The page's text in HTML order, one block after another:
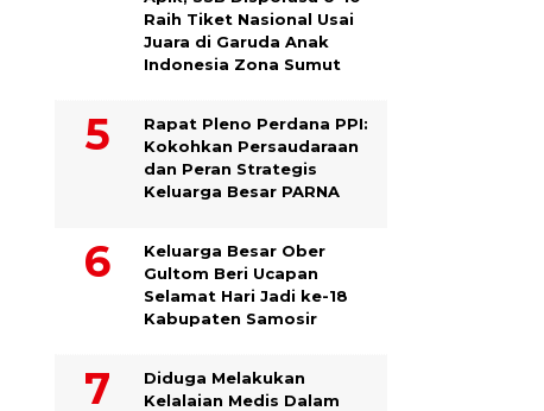
Raih Tiket Nasional Usai
Juara di Garuda Anak
Indonesia Zona Sumut
Rapat Pleno Perdana PPI:
Kokohkan Persaudaraan
dan Peran Strategis
Keluarga Besar PARNA
Keluarga Besar Ober
Gultom Beri Ucapan
Selamat Hari Jadi ke-18
Kabupaten Samosir
Diduga Melakukan
Kelalaian Medis Dalam